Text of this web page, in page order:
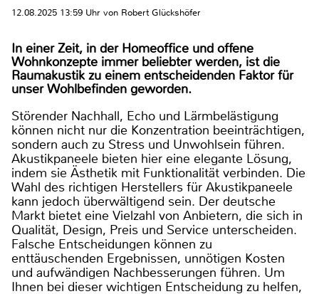
12.08.2025 13:59 Uhr von Robert Glückshöfer
In einer Zeit, in der Homeoffice und offene
Wohnkonzepte immer beliebter werden, ist die
Raumakustik zu einem entscheidenden Faktor für
unser Wohlbefinden geworden.
Störender Nachhall, Echo und Lärmbelästigung
können nicht nur die Konzentration beeinträchtigen,
sondern auch zu Stress und Unwohlsein führen.
Akustikpaneele bieten hier eine elegante Lösung,
indem sie Ästhetik mit Funktionalität verbinden. Die
Wahl des richtigen Herstellers für Akustikpaneele
kann jedoch überwältigend sein. Der deutsche
Markt bietet eine Vielzahl von Anbietern, die sich in
Qualität, Design, Preis und Service unterscheiden.
Falsche Entscheidungen können zu
enttäuschenden Ergebnissen, unnötigen Kosten
und aufwändigen Nachbesserungen führen. Um
Ihnen bei dieser wichtigen Entscheidung zu helfen,